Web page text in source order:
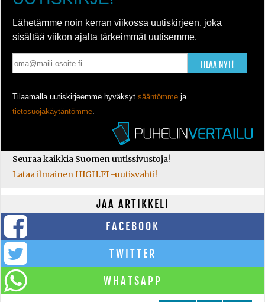
Lähetämme noin kerran viikossa uutiskirjeen, joka
sisältää viikon ajalta tärkeimmät uutisemme.
TILAA NYT!
Tilaamalla uutiskirjeemme hyväksyt sääntömme ja
tietosuojakäytäntömme.
Seuraa kaikkia Suomen uutissivustoja!
Lataa ilmainen HIGH.FI -uutisvahti!
JAA ARTIKKELI
FACEBOOK
TWITTER
WHATSAPP